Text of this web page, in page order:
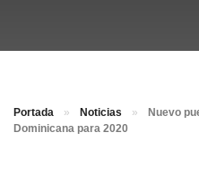
Portada » Noticias »
Nuevo
Dominicana para 2020